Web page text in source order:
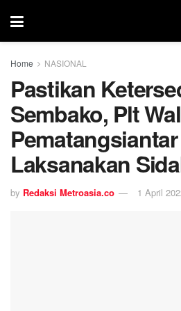
Home NASIONAL
Pastikan
Sembako, Plt
Pematangsiantar
Laksanakan
by Redaksi Metroasia.co 1 April